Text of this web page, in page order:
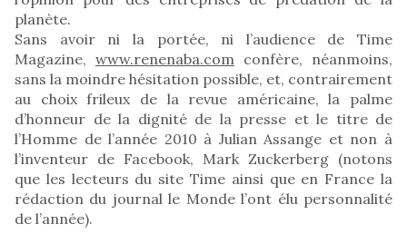
planète.
Sans avoir ni la portée, ni l’audience de Time
Magazine, www.renenaba.com confère, néanmoins,
sans la moindre hésitation possible, et, contrairement
au choix frileux de la revue américaine, la palme
d’honneur de la dignité de la presse et le titre de
l’Homme de l’année 2010 à Julian Assange et non à
l’inventeur de Facebook, Mark Zuckerberg (notons
que les lecteurs du site Time ainsi que en France la
rédaction du journal le Monde l’ont élu personnalité
de l’année).